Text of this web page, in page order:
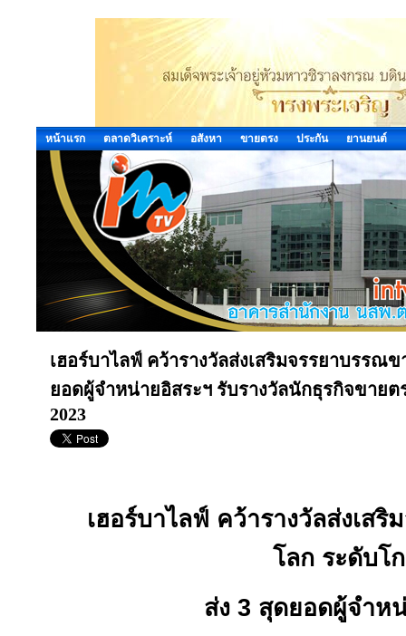
หน้าแรก ตลาดวิเคราะห์ อสังหา ขายตรง ประกัน ยานยนต์
เฮอร์บาไลฟ์ คว้ารางวัลส่งเสริมจรรยาบรรณ
ยอดผู้จำหน่ายอิสระฯ รับรางวัลนักธุรกิจขายต
2023
เฮอร์บาไลฟ์ คว้ารางวัลส่งเส
โลก ระดับโ
ส่ง 3 สุดยอดผู้จำห